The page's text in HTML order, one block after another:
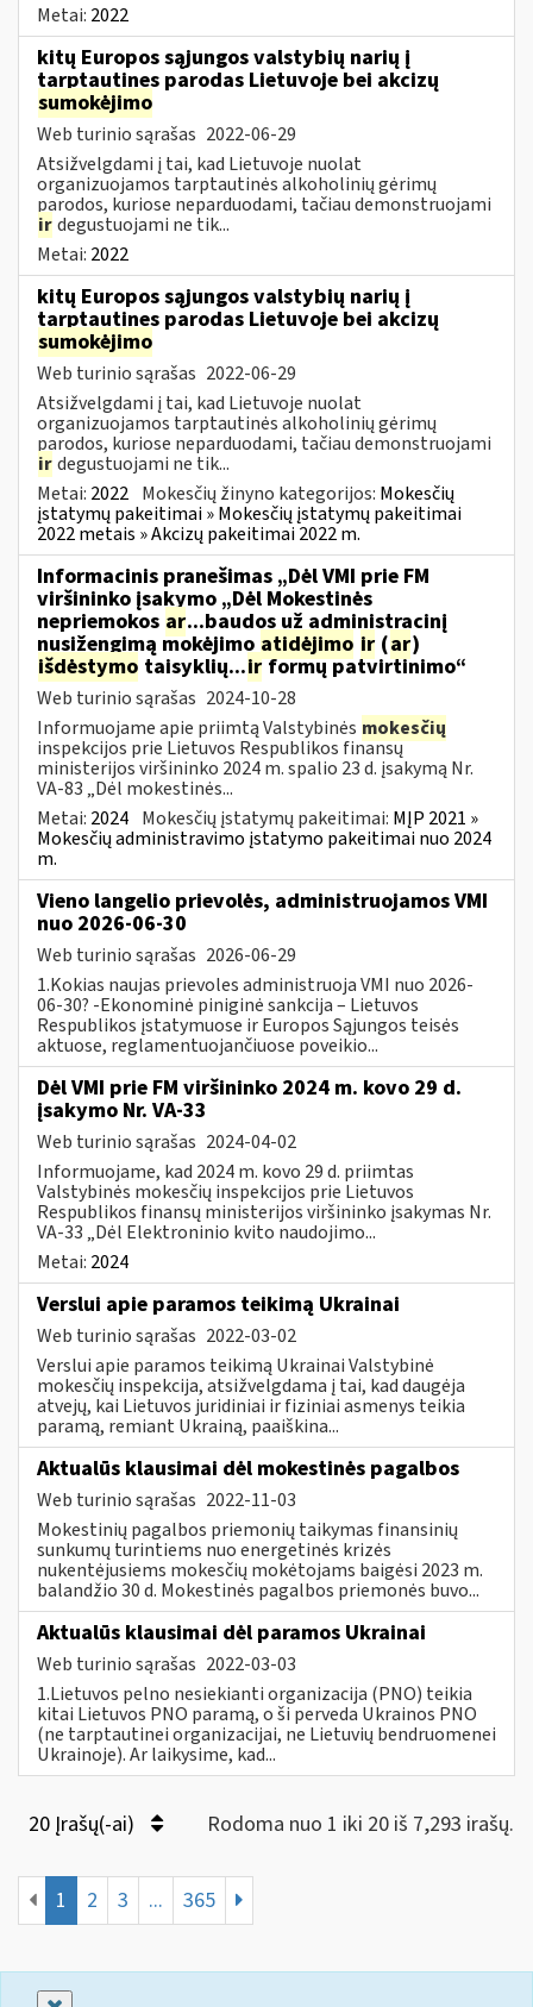
Metai: 2022
kitų Europos sąjungos valstybių narių į
tarptautines parodas Lietuvoje bei akcizų
sumokėjimo
Web turinio sąrašas 2022-06-29
Atsižvelgdami į tai, kad Lietuvoje nuolat
organizuojamos tarptautinės alkoholinių gėrimų
parodos, kuriose neparduodami, tačiau demonstruojami
irdegustuojami ne tik...
Metai: 2022
kitų Europos sąjungos valstybių narių į
tarptautines parodas Lietuvoje bei akcizų
sumokėjimo
Web turinio sąrašas 2022-06-29
Atsižvelgdami į tai, kad Lietuvoje nuolat
organizuojamos tarptautinės alkoholinių gėrimų
parodos, kuriose neparduodami, tačiau demonstruojami
irdegustuojami ne tik...
Metai: 2022 Mokesčių žinyno kategorijos: Mokesčių
įstatymų pakeitimai » Mokesčių įstatymų pakeitimai
2022 metais » Akcizų pakeitimai 2022 m.
Informacinis pranešimas „Dėl VMI prie FM
viršininko įsakymo „Dėl Mokestinės
nepriemokos ar...baudos už administracinį
nusižengimą mokėjimo atidėjimo ir (ar)
išdėstymo taisyklių...irformų patvirtinimo“
Web turinio sąrašas 2024-10-28
Informuojame apie priimtą Valstybinės mokesčių
inspekcijos prie Lietuvos Respublikos finansų
ministerijos viršininko 2024 m. spalio 23 d. įsakymą Nr.
VA-83 „Dėl mokestinės...
Metai: 2024 Mokesčių įstatymų pakeitimai: MĮP 2021 »
Mokesčių administravimo įstatymo pakeitimai nuo 2024
m.
Vieno langelio prievolės, administruojamos VMI
nuo 2026-06-30
Web turinio sąrašas 2026-06-29
1.Kokias naujas prievoles administruoja VMI nuo 2026-
06-30? -Ekonominė piniginė sankcija – Lietuvos
Respublikos įstatymuose ir Europos Sąjungos teisės
aktuose, reglamentuojančiuose poveikio...
Dėl VMI prie FM viršininko 2024 m. kovo 29 d.
įsakymo Nr. VA-33
Web turinio sąrašas 2024-04-02
Informuojame, kad 2024 m. kovo 29 d. priimtas
Valstybinės mokesčių inspekcijos prie Lietuvos
Respublikos finansų ministerijos viršininko įsakymas Nr.
VA-33 „Dėl Elektroninio kvito naudojimo...
Metai: 2024
Verslui apie paramos teikimą Ukrainai
Web turinio sąrašas 2022-03-02
Verslui apie paramos teikimą Ukrainai Valstybinė
mokesčių inspekcija, atsižvelgdama į tai, kad daugėja
atvejų, kai Lietuvos juridiniai ir fiziniai asmenys teikia
paramą, remiant Ukrainą, paaiškina...
Aktualūs klausimai dėl mokestinės pagalbos
Web turinio sąrašas 2022-11-03
Mokestinių pagalbos priemonių taikymas finansinių
sunkumų turintiems nuo energetinės krizės
nukentėjusiems mokesčių mokėtojams baigėsi 2023 m.
balandžio 30 d. Mokestinės pagalbos priemonės buvo...
Aktualūs klausimai dėl paramos Ukrainai
Web turinio sąrašas 2022-03-03
1.Lietuvos pelno nesiekianti organizacija (PNO) teikia
kitai Lietuvos PNO paramą, o ši perveda Ukrainos PNO
(ne tarptautinei organizacijai, ne Lietuvių bendruomenei
Ukrainoje). Ar laikysime, kad...
20 Įrašų(-ai) Rodoma nuo 1 iki 20 iš 7,293 irašų.
1 2 3 ... 365